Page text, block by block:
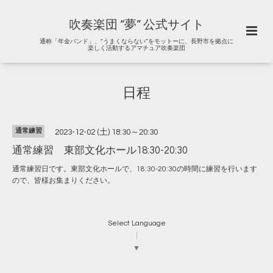
吹奏楽団 “夢” 公式サイト
通称「年金バンド」、“うまくならない”をモットーに、長野市を拠点に
楽しく活動するアマチュア吹奏楽団
日程
通常練習 2023-12-02 (土) 18:30～20:30
通常練習 東部文化ホール18:30-20:30
通常練習日です。東部文化ホールで、18:30-20:30の時間に練習を行います
ので、皆様お集まりください。
Select Language
▼